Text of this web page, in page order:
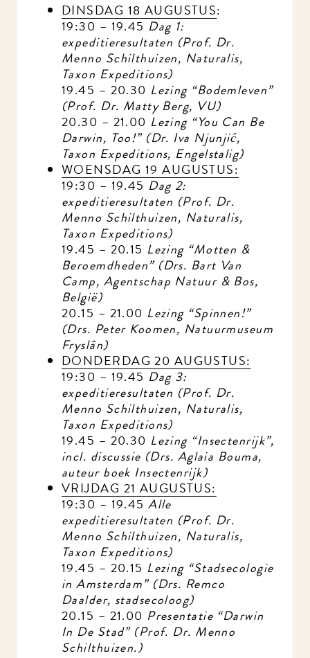
DINSDAG 18 AUGUSTUS:
19:30 – 19.45 Dag 1:
expeditieresultaten (Prof. Dr.
Menno Schilthuizen, Naturalis,
Taxon Expeditions)
19.45 – 20.30 Lezing “Bodemleven”
(Prof. Dr. Matty Berg, VU)
20.30 – 21.00 Lezing “You Can Be
Darwin, Too!” (Dr. Iva Njunjić,
Taxon Expeditions, Engelstalig)
WOENSDAG 19 AUGUSTUS:
19:30 – 19.45 Dag 2:
expeditieresultaten (Prof. Dr.
Menno Schilthuizen, Naturalis,
Taxon Expeditions)
19.45 – 20.15 Lezing “Motten &
Beroemdheden” (Drs. Bart Van
Camp, Agentschap Natuur & Bos,
België)
20.15 – 21.00 Lezing “Spinnen!”
(Drs. Peter Koomen, Natuurmuseum
Fryslân)
DONDERDAG 20 AUGUSTUS:
19:30 – 19.45 Dag 3:
expeditieresultaten (Prof. Dr.
Menno Schilthuizen, Naturalis,
Taxon Expeditions)
19.45 – 20.30 Lezing “Insectenrijk”,
incl. discussie (Drs. Aglaia Bouma,
auteur boek Insectenrijk)
VRIJDAG 21 AUGUSTUS:
19:30 – 19.45Alle
expeditieresultaten (Prof. Dr.
Menno Schilthuizen, Naturalis,
Taxon Expeditions)
19.45 – 20.15 Lezing “Stadsecologie
in Amsterdam” (Drs. Remco
Daalder, stadsecoloog)
20.15 – 21.00 Presentatie “Darwin
In De Stad” (Prof. Dr. Menno
Schilthuizen.)